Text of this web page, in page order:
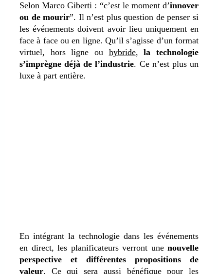
Selon Marco Giberti : “c’est le moment d’innover
ou de mourir”. Il n’est plus question de penser si
les événements doivent avoir lieu uniquement en
face à face ou en ligne. Qu’il s’agisse d’un format
virtuel, hors ligne ou hybride, la technologie
s’imprègne déjà de l’industrie. Ce n’est plus un
luxe à part entière.
En intégrant la technologie dans les événements
en direct, les planificateurs verront une nouvelle
perspective et différentes propositions de
valeur. Ce qui sera aussi bénéfique pour les